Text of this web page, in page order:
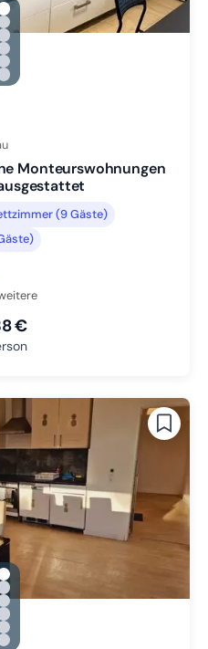
Zu Slide 1 wechseln
Zu Slide 2 wechseln
Zu Slide 3 wechseln
Zu Slide 4 wechseln
Zu Slide 5 wechseln
Zu Slide 6 wechseln
Monteurswohnungen
(9 Gäste)
€
Zu Slide 1 wechseln
Zu Slide 2 wechseln
Zu Slide 3 wechseln
Zu Slide 4 wechseln
Zu Slide 5 wechseln